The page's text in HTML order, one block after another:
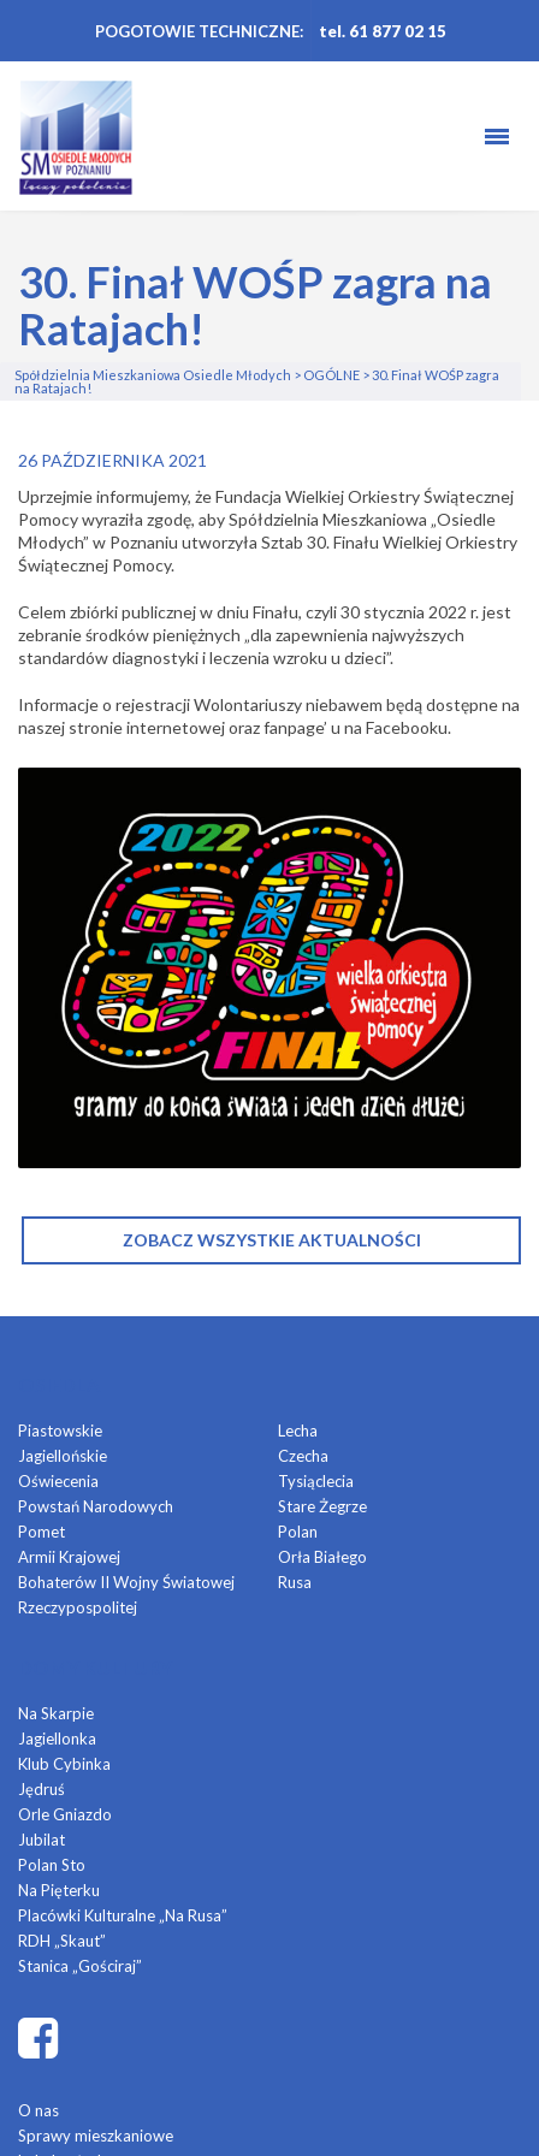
POGOTOWIE TECHNICZNE: tel. 61 877 02 15
30. Finał WOŚP zagra na
Ratajach!
Spółdzielnia Mieszkaniowa Osiedle Młodych > OGÓLNE >30. Finał WOŚP zagra
na Ratajach!
26 PAŹDZIERNIKA 2021
Uprzejmie informujemy, że Fundacja Wielkiej OrkiestryŚwiątecznej
Pomocywyraziła zgodę, aby Spółdzielnia Mieszkaniowa „Osiedle
Młodych” w Poznaniu utworzyła Sztab 30. Finału Wielkiej Orkiestry
Świątecznej Pomocy.
Celem zbiórki publicznej w dniu Finału, czyli 30 stycznia 2022 r. jest
zebranie środków pieniężnych „dla zapewnienia najwyższych
standardów diagnostyki i leczenia wzroku u dzieci”.
Informacje o rejestracji Wolontariuszy niebawem będą dostępne na
naszej stronie internetowej oraz fanpage’ u na Facebooku.
ZOBACZ WSZYSTKIE AKTUALNOŚCI
Piastowskie
Jagiellońskie
Oświecenia
Powstań Narodowych
Pomet
Armii Krajowej
Bohaterów II Wojny Światowej
Rzeczypospolitej
Lecha
Czecha
Tysiąclecia
Stare Żegrze
Polan
Orła Białego
Rusa
Na Skarpie
Jagiellonka
Klub Cybinka
Jędruś
Orle Gniazdo
Jubilat
Polan Sto
Na Pięterku
Placówki Kulturalne „Na Rusa”
RDH „Skaut”
Stanica „Gościraj”
O nas
Sprawy mieszkaniowe